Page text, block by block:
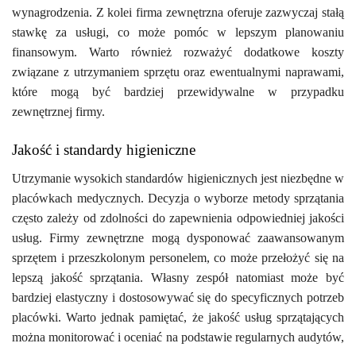
wynagrodzenia. Z kolei firma zewnętrzna oferuje zazwyczaj stałą
stawkę za usługi, co może pomóc w lepszym planowaniu
finansowym. Warto również rozważyć dodatkowe koszty
związane z utrzymaniem sprzętu oraz ewentualnymi naprawami,
które mogą być bardziej przewidywalne w przypadku
zewnętrznej firmy.
Jakość i standardy higieniczne
Utrzymanie wysokich standardów higienicznych jest niezbędne w
placówkach medycznych. Decyzja o wyborze metody sprzątania
często zależy od zdolności do zapewnienia odpowiedniej jakości
usług. Firmy zewnętrzne mogą dysponować zaawansowanym
sprzętem i przeszkolonym personelem, co może przełożyć się na
lepszą jakość sprzątania. Własny zespół natomiast może być
bardziej elastyczny i dostosowywać się do specyficznych potrzeb
placówki. Warto jednak pamiętać, że jakość usług sprzątających
można monitorować i oceniać na podstawie regularnych audytów,